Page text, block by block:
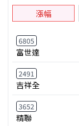
漲幅
6805
富世達
2491
吉祥全
3652
精聯